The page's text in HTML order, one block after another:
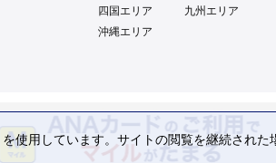
四国エリア
九州エリア
沖縄エリア
使用しています。サイトの閲覧を継続され